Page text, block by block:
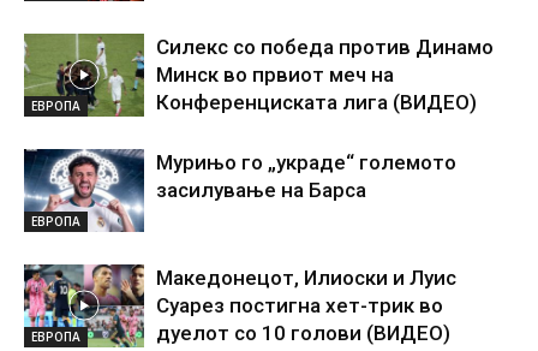
ЕВРОПА
Силекс со победа против Динамо
Минск во првиот меч на
Конференциската лига (ВИДЕО)
ЕВРОПА
Мурињо го „украде“ големото
засилување на Барса
ЕВРОПА
Македонецот, Илиоски и Луис
Суарез постигна хет-трик во
дуелот со 10 голови (ВИДЕО)